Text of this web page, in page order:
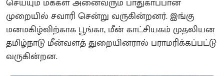
முறையில் சவாரி சென்று வருகின்றனர். இங்கு
மனமகிழ்விற்காக பூங்கா, மீன் காட்சியகம் முதலியன
தமிழ்நாடு மீன்வளத் துறையினரால் பராமரிக்கப்பட்டு
வருகின்றன.